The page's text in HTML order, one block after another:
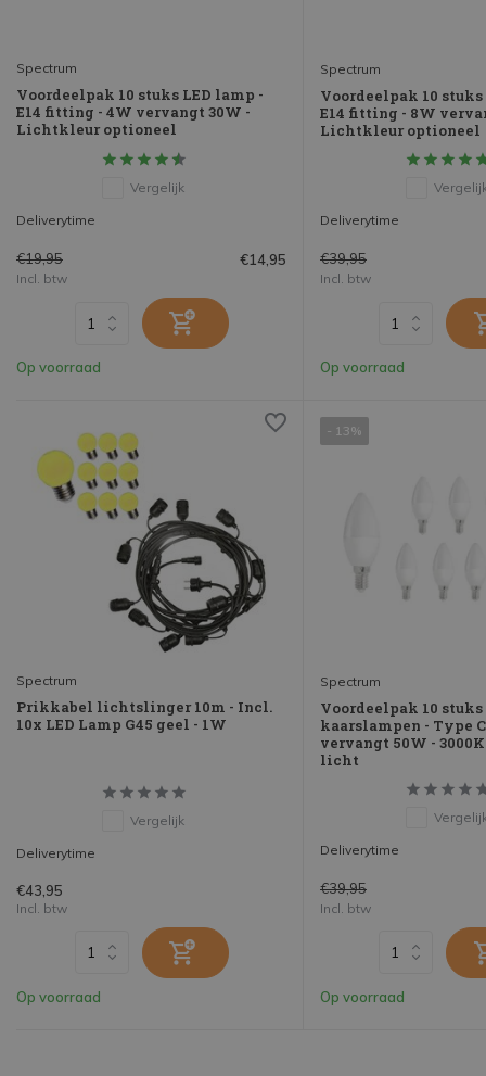
Spectrum
Voordeelpak 10 stuks LED lamp -
E14 fitting - 4W vervangt 30W -
Lichtkleur optioneel
Vergelijk
Deliverytime
€19,95 €14,95
Incl. btw
Op voorraad
Spectrum
Voordeelpak 10 stuks
E14 fitting - 8W
Lichtkleur optioneel
Deliverytime
€39,95
Incl. btw
Op voorraad
Spectrum
Prikkabel lichtslinger 10m - Incl.
10x LED Lamp G45 geel - 1W
Vergelijk
Deliverytime
€43,95
Incl. btw
Op voorraad
- 13%
Spectrum
Voordeelpak 10 stuks
kaarslampen - Type
vervangt 50W -
licht
Deliverytime
€39,95
Incl. btw
Op voorraad